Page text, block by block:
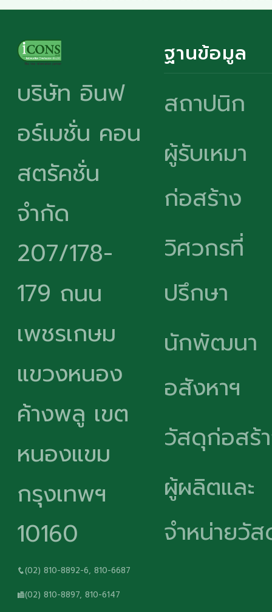
บริษัท อินฟ
อร์เมชั่น คอน
สตรัคชั่น
จำกัด
207/178-
179 ถนน
เพชรเกษม
แขวงหนอง
ค้างพลู เขต
หนองแขม
กรุงเทพฯ
10160
(02) 810-8892-6, 810-6687
(02) 810-8897, 810-6147
ฐานข้อมูล
สถาปนิก
ผู้รับเหมา
ก่อสร้าง
วิศวกรที่
ปรึกษา
นักพัฒนา
อสังหาฯ
วัสดุก่อสร้
ผู้ผลิตและ
จำหน่ายวั